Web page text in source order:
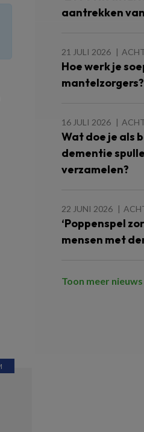
aantrekken
21 JULI 2026
Hoe werk je
mantelzorgers?
16 JULI 2026
Wat doe je als
dementie
verzamelen?
22 JUNI 2026
‘Poppenspel
mensen met
Toon meer nieuws